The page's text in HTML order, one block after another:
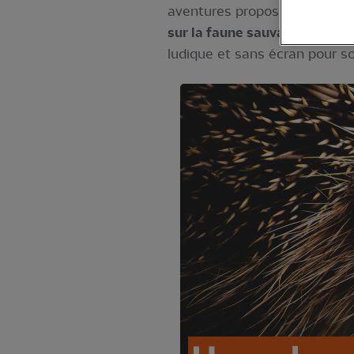
aventures proposées, les
sur la faune sauvage de
ludique et sans écran pour